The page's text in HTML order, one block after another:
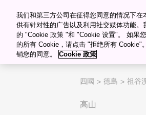
Meetings & Events
"="">
My Favorites
四國 德島 祖谷
高山
我们和第三方公司在征得您同意的情况下
供有针对性的广告以及利用社交媒体功能
的 "Cookie 政策 "和 "Cookie 设置"。 如果
的所有 Cookie，请点击 "拒绝所有
销您的同意。
Cookie 政策